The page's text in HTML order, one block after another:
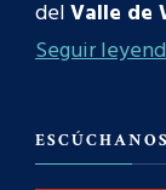
delValle de
Seguir